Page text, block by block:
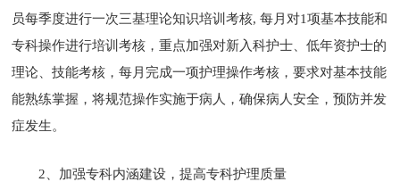
员每季度进行一次三基理论知识培训考核, 每月对1项基本技能和
专科操作进行培训考核，重点加强对新入科护士、低年资护士的
理论、技能考核，每月完成一项护理操作考核，要求对基本技能
能熟练掌握，将规范操作实施于病人，确保病人安全，预防并发
症发生。
2、加强专科内涵建设，提高专科护理质量